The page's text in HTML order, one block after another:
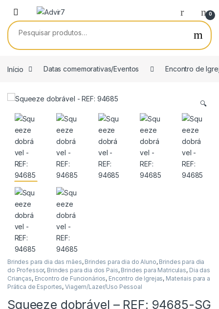
Skip to navigation
Skip to content
0
Pesquisar por:
Início Datas comemorativas/Eventos Encontro de
🔍
Brindes para dia das mães, Brindes para dia do Aluno, Brindes para dia
do Professor, Brindes para dia dos Pais, Brindes para Matriculas, Dia das
Crianças, Encontro de Funcionários, Encontro de Igrejas, Materiais para a
Prática de Esportes,Viagem/Lazer/Uso Pessoal
Squeeze dobrável – REF: 94685-SG